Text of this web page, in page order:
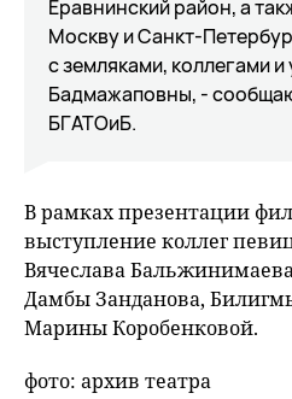
Еравнинский район, а
Москву и Санкт-
с земляками, коллегами
Бадмажаповны, -
БГАТОиБ.
В рамках презентации
выступление коллег
Вячеслава
Дамбы Занданова,
Марины Коробенковой.
фото: архив театра